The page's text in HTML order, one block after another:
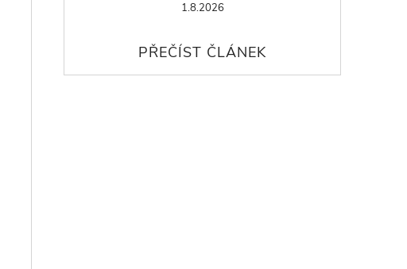
1.8.2026